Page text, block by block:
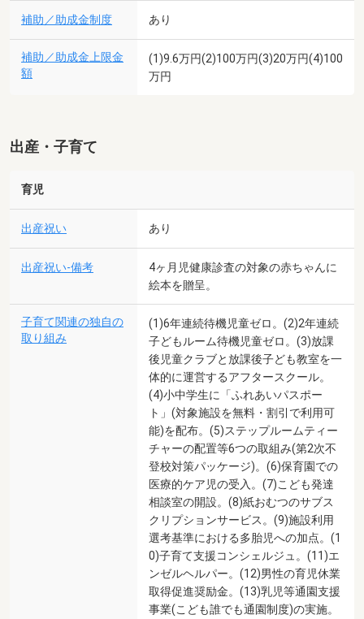
補助／助成金制度 あり
補助／助成金上限金
額
(1)9.6万円(2)100万円(3)20万円(4)100
万円
出産・子育て
育児
出産祝い あり
出産祝い-備考
4ヶ月児健康診査の対象の赤ちゃんに
絵本を贈呈。
子育て関連の独自の
取り組み
(1)6年連続待機児童ゼロ。(2)2年連続
子どもルーム待機児童ゼロ。(3)放課
後児童クラブと放課後子ども教室を一
体的に運営するアフタースクール。
(4)小中学生に「ふれあいパスポー
ト」(対象施設を無料・割引で利用可
能)を配布。(5)ステップルームティー
チャーの配置等6つの取組み(第2次不
登校対策パッケージ)。(6)保育園での
医療的ケア児の受入。(7)こども発達
相談室の開設。(8)紙おむつのサブス
クリプションサービス。(9)施設利用
選考基準における多胎児への加点。(1
0)子育て支援コンシェルジュ。(11)エ
ンゼルヘルパー。(12)男性の育児休業
取得促進奨励金。(13)乳児等通園支援
事業(こども誰でも通園制度)の実施。